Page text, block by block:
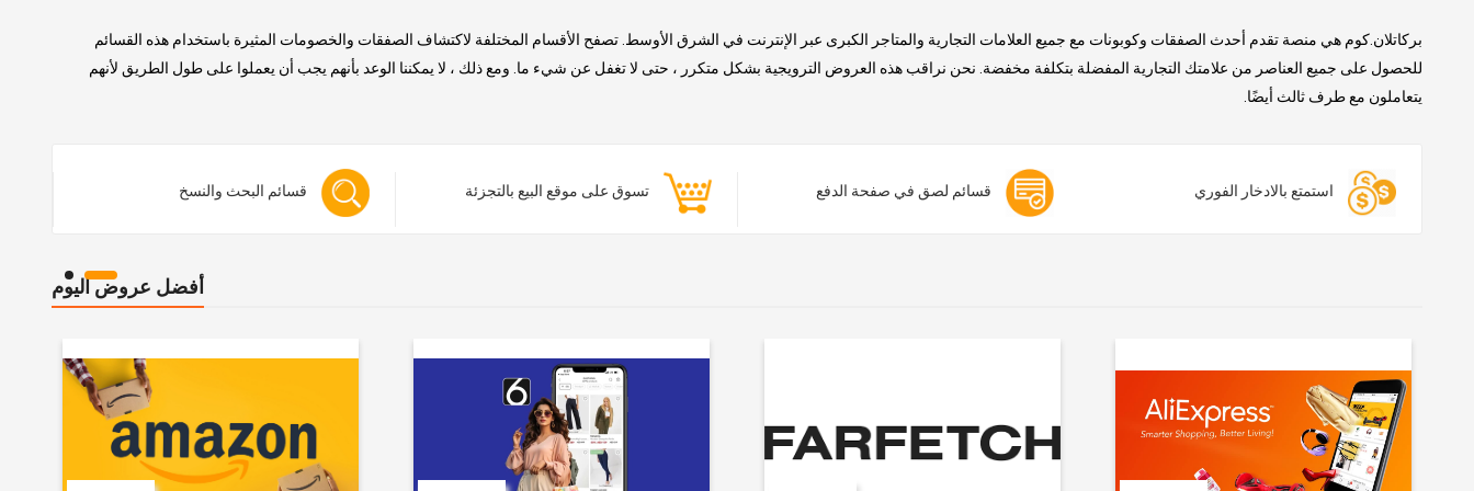
بركاتلان.كوم هي منصة تقدم أحدث الصفقات وكوبونات مع جميع العلامات التجارية والمتاجر الكبرى عبر الإنترنت في الشرق الأوسط. تصفح الأقسام المختلفة لاكتشاف الصفقات والخصومات المثيرة باستخدام هذه القسائم
للحصول على جميع العناصر من علامتك التجارية المفضلة بتكلفة مخفضة. نحن نراقب هذه العروض الترويجية بشكل متكرر ، حتى لا تغفل عن شيء ما. ومع ذلك ، لا يمكننا الوعد بأنهم يجب أن يعملوا على طول الطريق لأنهم
يتعاملون مع طرف ثالث أيضًا.
قسائم البحث والنسخ تسوق على موقع البيع بالتجزئة قسائم لصق في صفحة الدفع استمتع بالادخار الفوري
أفضل عروض اليوم